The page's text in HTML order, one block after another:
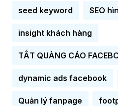
seed keyword SEO
insight khách hàng
TẮT QUẢNG CÁO
dynamic ads facebook
Quản lý fanpage